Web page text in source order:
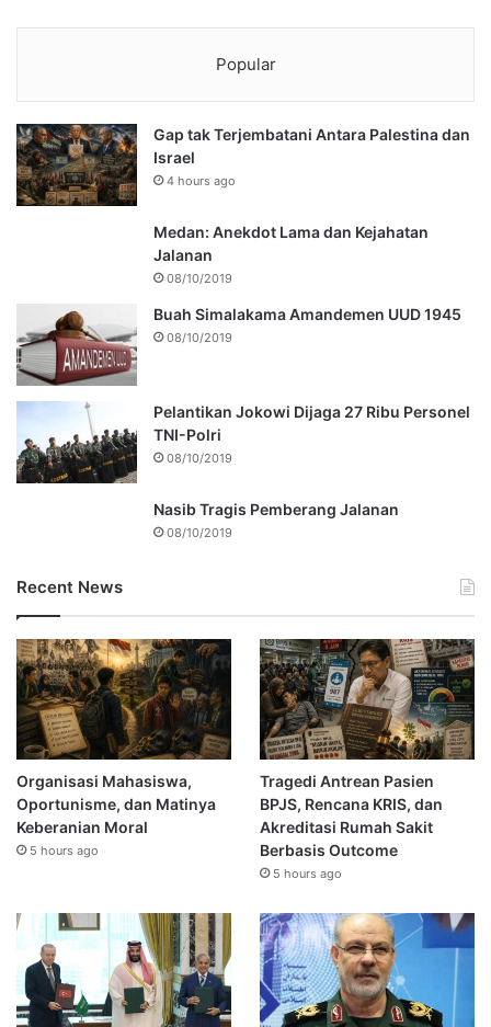
Popular
Gap tak Terjembatani Antara Palestina dan
Israel
4 hours ago
Medan: Anekdot Lama dan Kejahatan
Jalanan
08/10/2019
Buah Simalakama Amandemen UUD 1945
08/10/2019
Pelantikan Jokowi Dijaga 27 Ribu Personel
TNI-Polri
08/10/2019
Nasib Tragis Pemberang Jalanan
08/10/2019
Recent News
Organisasi Mahasiswa,
Oportunisme, dan Matinya
Keberanian Moral
5 hours ago
Tragedi Antrean Pasien
BPJS, Rencana KRIS, dan
Akreditasi Rumah Sakit
Berbasis Outcome
5 hours ago